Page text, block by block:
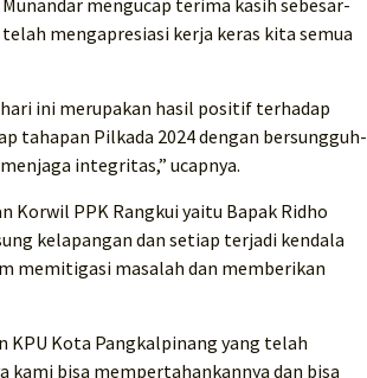
mengucap terima kasih sebesar-
mengapresiasi kerja keras kita semua
ini merupakan hasil positif terhadap
tahapan Pilkada 2024 dengan bersungguh-
integritas,” ucapnya.
Korwil PPK Rangkui yaitu Bapak Ridho
kelapangan dan setiap terjadi kendala
memitigasi masalah dan memberikan
KPU Kota Pangkalpinang yang telah
kami bisa mempertahankannya dan bisa